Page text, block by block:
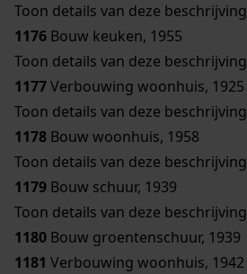
Toon details van deze beschrijving
1176 Bouw keuken, 1955
Toon details van deze beschrijving
1177Verbouwing woonhuis, 1925
Toon details van deze beschrijving
1178 Bouw woonhuis, 1958
Toon details van deze beschrijving
1179 Bouw schuur, 1939
Toon details van deze beschrijving
1180 Bouw groentenschuur, 1939
1181 Verbouwing woonhuis, 1942